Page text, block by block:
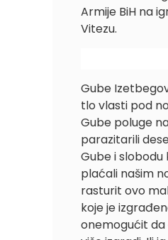
Armije BiH na
Vitezu.
Gube
tlo vlasti pod
Gube poluge
parazitarili
Gube i slobodu
plaćali našim
rasturit ovo
koje je
onemogućit da